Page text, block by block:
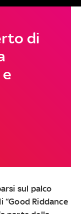
di
sul palco
Riddance